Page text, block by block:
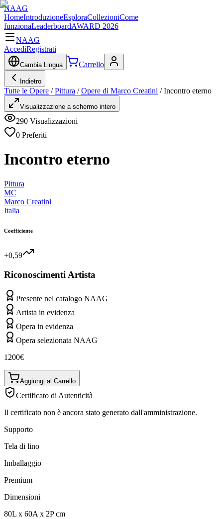
NAAG
HomeIntroduzioneEsploraCollezioniCome
funzionaLeaderboardAWARD 2026
NAAG
AccediRegistrati
Cambia Lingua Carrello
Indietro
Tutte le Opere / Pittura / Opere di Marco Creatini /Incontro eterno
Visualizzazione a schermo intero
290 Visualizzazioni
0 Preferiti
Incontro eterno
Pittura
MC
Marco Creatini
Italia
Coefficiente
+0,59
Riconoscimenti Artista
Presente nel catalogo NAAG
Artista in evidenza
Opera in evidenza
Opera selezionata NAAG
1200€
Aggiungi al Carrello
Certificato di Autenticità
Il certificato non è ancora stato generato dall'amministrazione.
Supporto
Tela di lino
Imballaggio
Premium
Dimensioni
80L x 60A x 2Pcm